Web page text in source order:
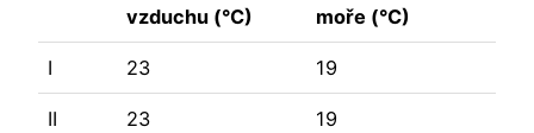
vzduchu (°C)
moře (°C)
I 23 19
II 23 19